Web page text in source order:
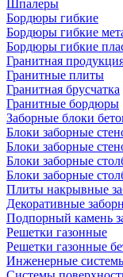
Шпалеры
Бордюры гибкие
Бордюры гибкие
Бордюры гибкие
Гранитная
Гранитные плиты
Гранитная брусчатка
Гранитные бордюры
Заборные блоки
Блоки заборные
Блоки заборные
Блоки заборные
Блоки заборные
Плиты накрывные
Декоративные
Подпорный камень
Решетки газонные
Решетки газонные
Инженерные